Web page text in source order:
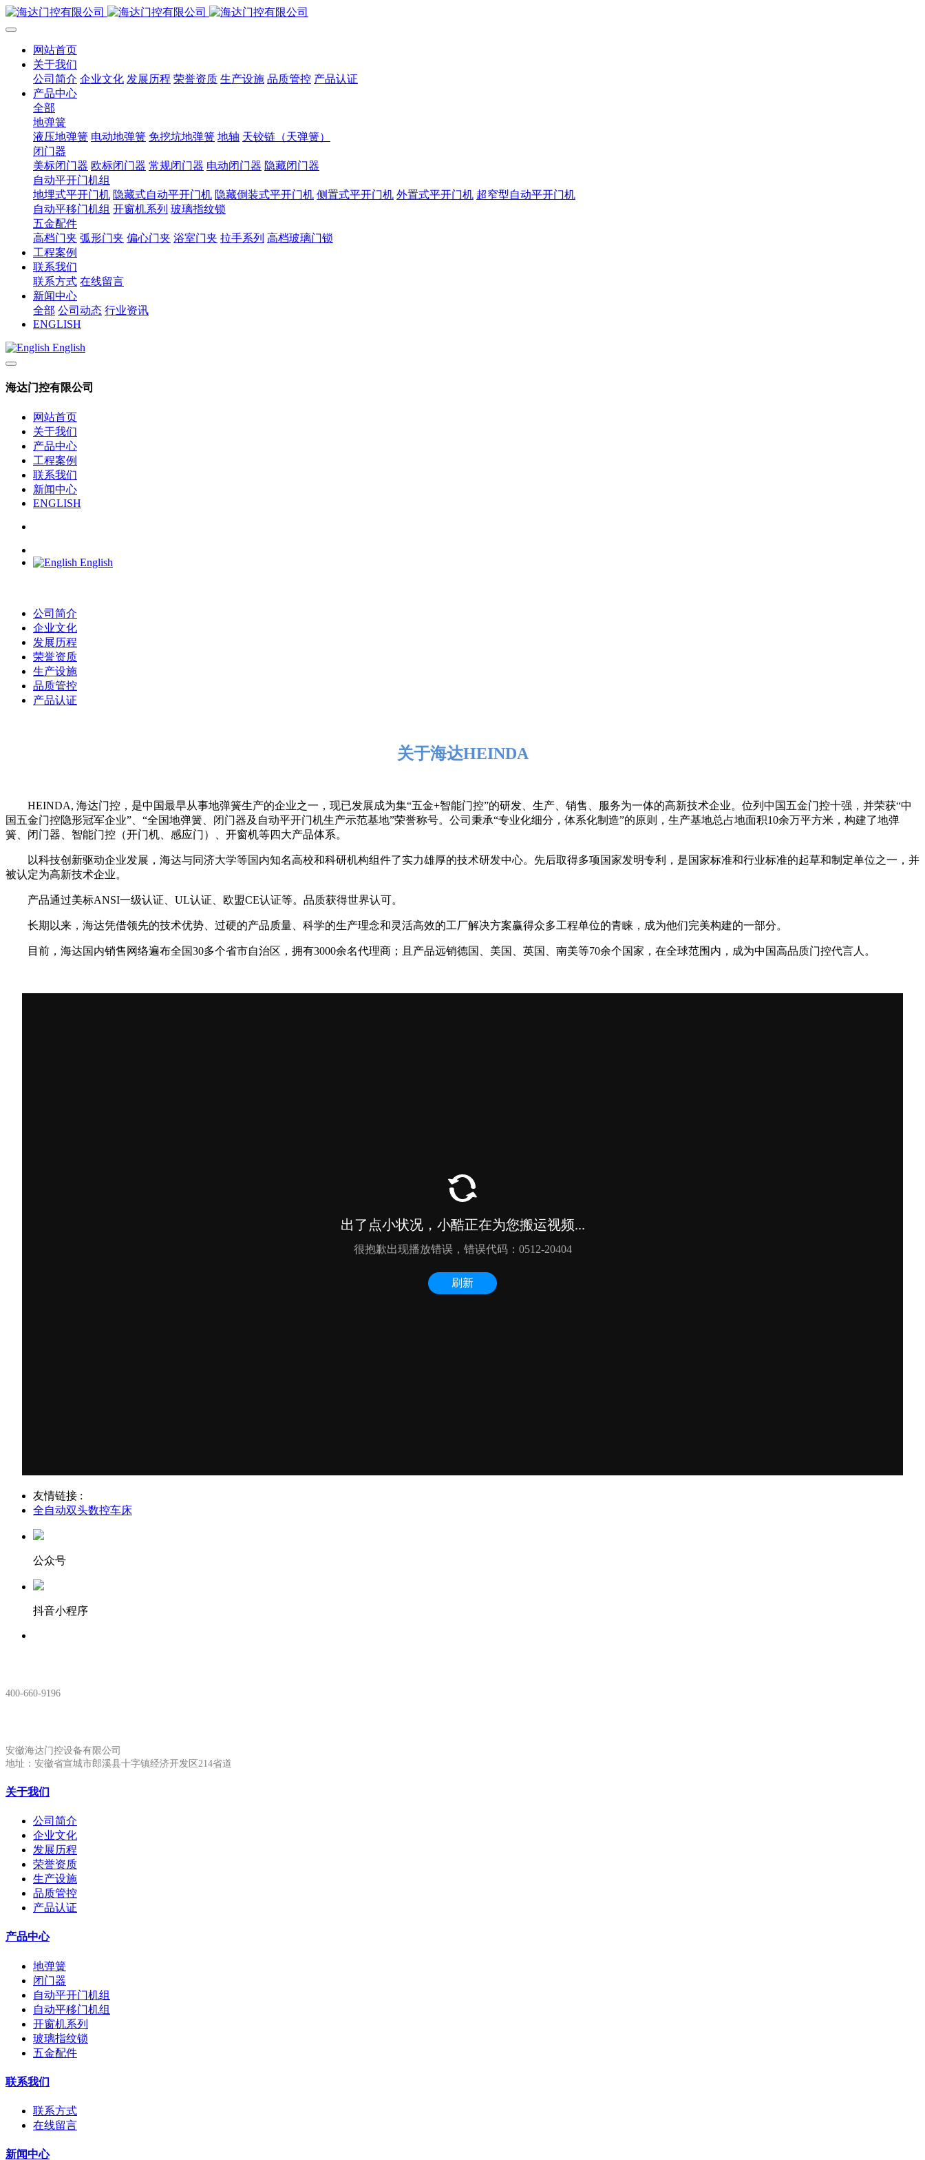
网站首页
关于我们
公司简介 企业文化 发展历程 荣誉资质 生产设施 品质管控 产品认证
产品中心
全部
地弹簧
液压地弹簧 电动地弹簧 免挖坑地弹簧 地轴 天铰链（天弹簧）
闭门器
美标闭门器 欧标闭门器 常规闭门器 电动闭门器 隐藏闭门器
自动平开门机组
地埋式平开门机 隐藏式自动平开门机 隐藏倒装式平开门机 侧置式平开门机 外置式平开门机 超窄型自动平开门机
自动平移门机组 开窗机系列 玻璃指纹锁
五金配件
高档门夹 弧形门夹 偏心门夹 浴室门夹 拉手系列 高档玻璃门锁
工程案例
联系我们
联系方式 在线留言
新闻中心
全部 公司动态 行业资讯
ENGLISH
English
海达门控有限公司
网站首页
关于我们
产品中心
工程案例
联系我们
新闻中心
ENGLISH
English
公司简介
企业文化
发展历程
荣誉资质
生产设施
品质管控
产品认证
关于海达HEINDA
HEINDA, 海达门控，是中国最早从事地弹簧生产的企业之一，现已发展成为集“五金+智能门控”的研发、生产、销售、服务为一体的高新技术企业。位列中国五金门控十强，并荣获“中
国五金门控隐形冠军企业”、“全国地弹簧、闭门器及自动平开门机生产示范基地”荣誉称号。公司秉承“专业化细分，体系化制造”的原则，生产基地总占地面积10余万平方米，构建了地弹
簧、闭门器、智能门控（开门机、感应门）、开窗机等四大产品体系。
以科技创新驱动企业发展，海达与同济大学等国内知名高校和科研机构组件了实力雄厚的技术研发中心。先后取得多项国家发明专利，是国家标准和行业标准的起草和制定单位之一，并
被认定为高新技术企业。
产品通过美标ANSI一级认证、UL认证、欧盟CE认证等。品质获得世界认可。
长期以来，海达凭借领先的技术优势、过硬的产品质量、科学的生产理念和灵活高效的工厂解决方案赢得众多工程单位的青睐，成为他们完美构建的一部分。
目前，海达国内销售网络遍布全国30多个省市自治区，拥有3000余名代理商；且产品远销德国、美国、英国、南美等70余个国家，在全球范围内，成为中国高品质门控代言人。
友情链接 :
全自动双头数控车床
公众号
抖音小程序
400-660-9196
安徽海达门控设备有限公司
地址：安徽省宣城市郎溪县十字镇经济开发区214省道
关于我们
公司简介
企业文化
发展历程
荣誉资质
生产设施
品质管控
产品认证
产品中心
地弹簧
闭门器
自动平开门机组
自动平移门机组
开窗机系列
玻璃指纹锁
五金配件
联系我们
联系方式
在线留言
新闻中心